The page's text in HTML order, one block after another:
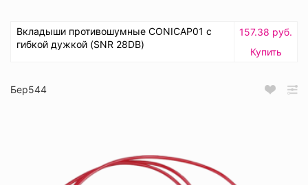
Вкладыши противошумные CONICAP01 с
гибкой дужкой (SNR 28DB)
157.38 руб.
Купить
Бер544